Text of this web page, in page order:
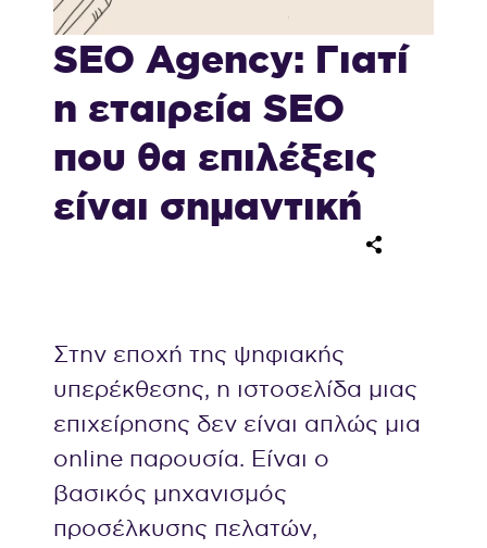
SEO Agency: Γιατί
η εταιρεία SEO
που θα επιλέξεις
είναι σημαντική
Στην εποχή της ψηφιακής
υπερέκθεσης, η ιστοσελίδα μιας
επιχείρησης δεν είναι απλώς μια
online παρουσία. Είναι ο
βασικός μηχανισμός
προσέλκυσης πελατών,